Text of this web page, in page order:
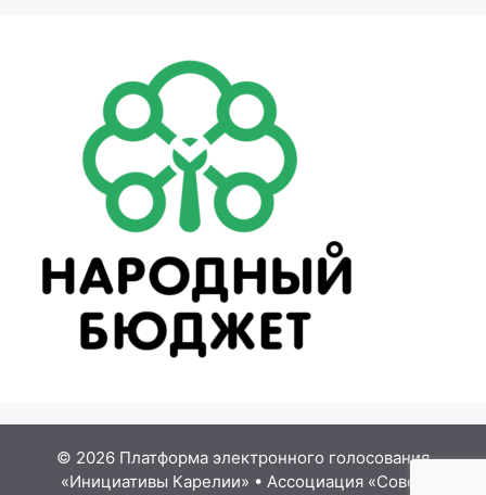
© 2026 Платформа электронного голосования
«Инициативы Карелии» • Ассоциация «Совет